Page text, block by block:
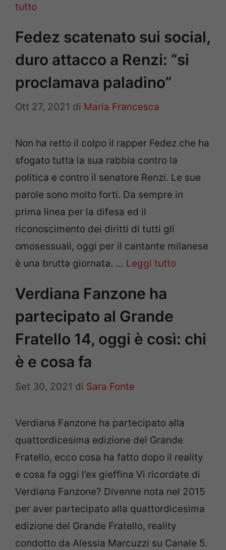
tutto
Fedez scatenato sui social,
duro attacco a Renzi: “si
proclamava paladino”
Ott 27, 2021 di Maria Francesca
Non ha retto il colpo il rapper Fedez che ha
sfogato tutta la sua rabbia contro la
politica e contro il senatore Renzi. Le sue
parole sono molto forti. Da sempre in
prima linea per la difesa ed il
riconoscimento dei diritti di tutti gli
omosessuali, oggi per il cantante milanese
è una brutta giornata. … Leggi tutto
Verdiana Fanzone ha
partecipato al Grande
Fratello 14, oggi è così: chi
è e cosa fa
Set 30, 2021 di Sara Fonte
Verdiana Fanzone ha partecipato alla
quattordicesima edizione del Grande
Fratello, ecco cosa ha fatto dopo il reality
e cosa fa oggi l’ex gieffina Vi ricordate di
Verdiana Fanzone? Divenne nota nel 2015
per aver partecipato alla quattordicesima
edizione del Grande Fratello, reality
condotto da Alessia Marcuzzi su Canale 5.